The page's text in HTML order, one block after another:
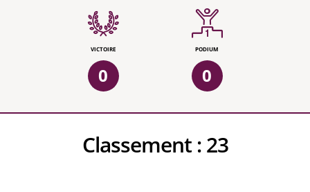
VICTOIRE
0
PODIUM
0
Classement :23